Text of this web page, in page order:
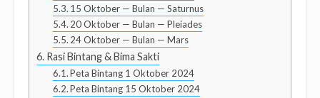
15 Oktober — Bulan — Saturnus
20 Oktober — Bulan — Pleiades
24 Oktober — Bulan — Mars
Rasi Bintang & Bima Sakti
Peta Bintang 1 Oktober 2024
Peta Bintang 15 Oktober 2024